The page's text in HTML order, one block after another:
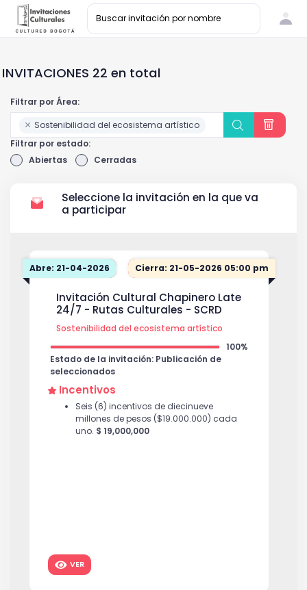
INVITACIONES 22 en total
Filtrar por Área:
Sostenibilidad del ecosistema artístico
Filtrar por estado:
Abiertas
Cerradas
Seleccione la invitación en la que va
a participar
Abre: 21-04-2026 Cierra: 21-05-2026 05:00 pm
Invitación Cultural Chapinero Late
24/7 - Rutas Culturales - SCRD
Sostenibilidad del ecosistema artístico
100%
Estado de la invitación: Publicación de
seleccionados
Incentivos
Seis (6) incentivos de diecinueve
millones de pesos ($19.000.000) cada
uno. $ 19,000,000
VER